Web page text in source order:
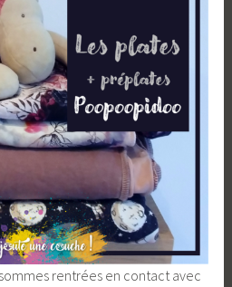
rentrées en contact avec